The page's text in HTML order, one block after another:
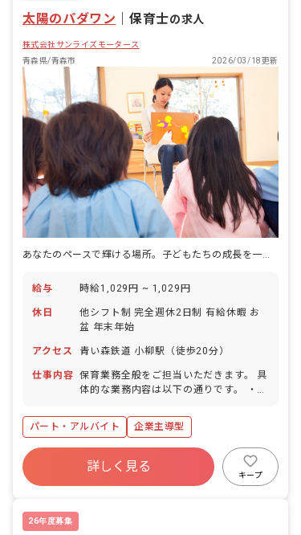
太陽のパダワン ｜保育士の求人
株式会社サンライズモータース
青森県/青森市
2026/03/18更新
給与 時給1,029円 ~ 1,029円
休日
他シフト制 完全週休2日制 有給休暇 お
盆 年末年始
アクセス 青い森鉄道 小柳駅（徒歩20分）
仕事内容 保育業務全般をご担当いただきます。 具
体的な業務内容は以下の通りです。 ・担
つ時の対応
パート・アルバイト 企業主導型
詳しく見る
キープ
26年度募集